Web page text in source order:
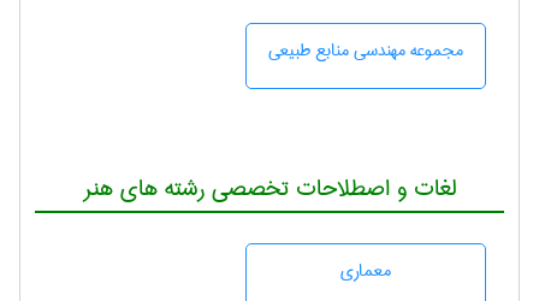
مجموعه مهندسی منابع طبيعی
لغات و اصطلاحات تخصصی رشته های هنر
معماری